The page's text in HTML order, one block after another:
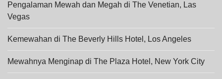
Pengalaman Mewah dan Megah di The Venetian, Las
Vegas
Kemewahan di The Beverly Hills Hotel, Los Angeles
Mewahnya Menginap di The Plaza Hotel, New York City